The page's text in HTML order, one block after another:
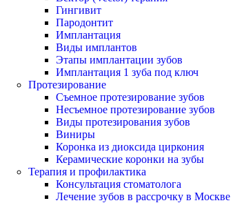
Гингивит
Пародонтит
Имплантация
Виды имплантов
Этапы имплантации зубов
Имплантация 1 зуба под ключ
Протезирование
Съемное протезирование зубов
Несъемное протезирование зубов
Виды протезирования зубов
Виниры
Коронка из диоксида циркония
Керамические коронки на зубы
Терапия и профилактика
Консультация стоматолога
Лечение зубов в рассрочку в Москве